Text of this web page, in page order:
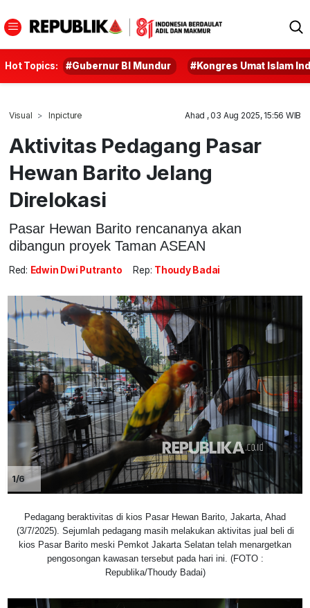
Hot Topics: #Gubernur BI Mundur #Kongres Umat Islam
Visual Inpicture Ahad , 03 Aug 2025, 15:56 WIB
Aktivitas Pedagang Pasar
Hewan Barito Jelang
Direlokasi
Pasar Hewan Barito rencananya akan
dibangun proyek Taman ASEAN
Red: Edwin Dwi Putranto Rep: Thoudy Badai
1/6
Pedagang beraktivitas di kios Pasar Hewan Barito, Jakarta, Ahad
(3/7/2025). Sejumlah pedagang masih melakukan aktivitas jual beli di
kios Pasar Barito meski Pemkot Jakarta Selatan telah menargetkan
pengosongan kawasan tersebut pada hari ini. (FOTO :
Republika/Thoudy Badai)